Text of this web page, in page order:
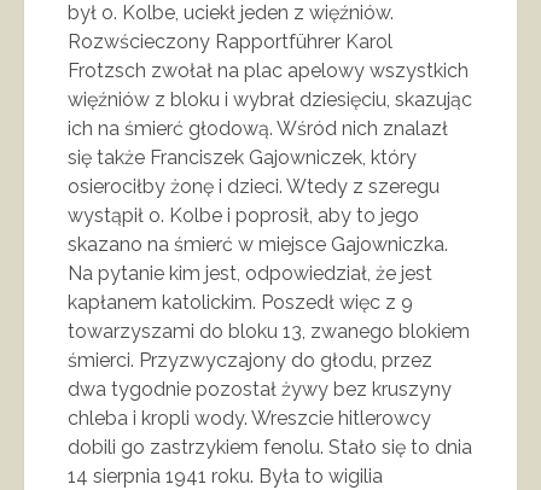
był o. Kolbe, uciekł jeden z więźniów.
Rozwścieczony Rapportführer Karol
Frotzsch zwołał na plac apelowy wszystkich
więźniów z bloku i wybrał dziesięciu, skazując
ich na śmierć głodową. Wśród nich znalazł
się także Franciszek Gajowniczek, który
osierociłby żonę i dzieci. Wtedy z szeregu
wystąpił o. Kolbe i poprosił, aby to jego
skazano na śmierć w miejsce Gajowniczka.
Na pytanie kim jest, odpowiedział, że jest
kapłanem katolickim. Poszedł więc z 9
towarzyszami do bloku 13, zwanego blokiem
śmierci. Przyzwyczajony do głodu, przez
dwa tygodnie pozostał żywy bez kruszyny
chleba i kropli wody. Wreszcie hitlerowcy
dobili go zastrzykiem fenolu. Stało się to dnia
14 sierpnia 1941 roku. Była to wigilia